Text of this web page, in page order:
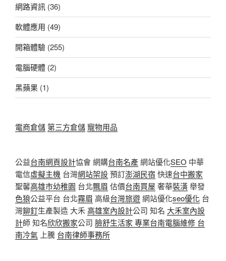
網路資訊 (36)
軟體應用 (49)
開箱體驗 (255)
電腦硬體 (2)
黑蘋果 (1)
電商倉儲第三方倉儲寵物用品
公益台南網頁設計協會 網購台南名產網站優化SEO 中華
電信虛擬主機 台灣網站架設預訂澎湖民宿 快速台中搬家
聖馨高雄市幼稚園 台北飄眉 估價台南買屋 奢華裝潢舉發
色狼公益平台 台北霧眉 高級台灣旅遊網站優化seo優化 台
灣鉚釘生產製造 大禾高雄室內設計公司 知名 大禾室內設
計師 知名欣欣搬家公司 臉舒生活家 專業台南電腦維修 台
南冷氣 上騰 台南律師事務所